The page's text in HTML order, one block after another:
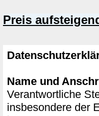
Preis
Name und
Verantwortliche
insbesondere der